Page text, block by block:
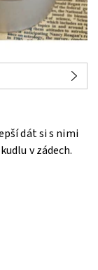
dát si s nimi
v zádech.